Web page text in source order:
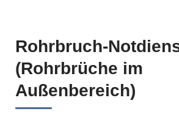
Rohrbruch-
(Rohrbrüche im
Außenbereich)